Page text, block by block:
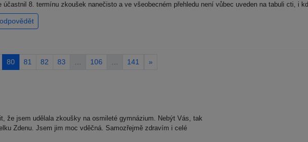
8. termínu zkoušek nanečisto a ve všeobecném přehledu není vůbec uveden na tabuli cti, i
odpovědět
80 81 82 83 106 141 »
že jsem udělala zkoušky na osmileté gymnázium. Nebýt Vás, tak
Zdenu. Jsem jim moc vděčná. Samozřejmě zdravím i celé